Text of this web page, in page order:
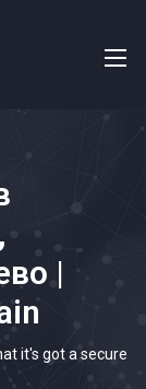
|
it's got a secure